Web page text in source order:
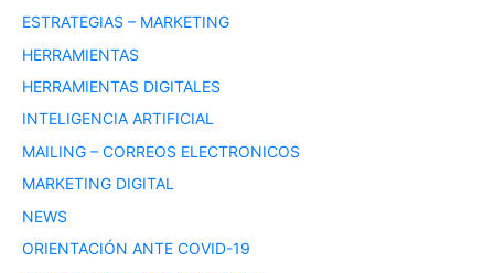
ESTRATEGIAS – MARKETING
HERRAMIENTAS
HERRAMIENTAS DIGITALES
INTELIGENCIA ARTIFICIAL
MAILING – CORREOS ELECTRONICOS
MARKETING DIGITAL
NEWS
ORIENTACIÓN ANTE COVID-19